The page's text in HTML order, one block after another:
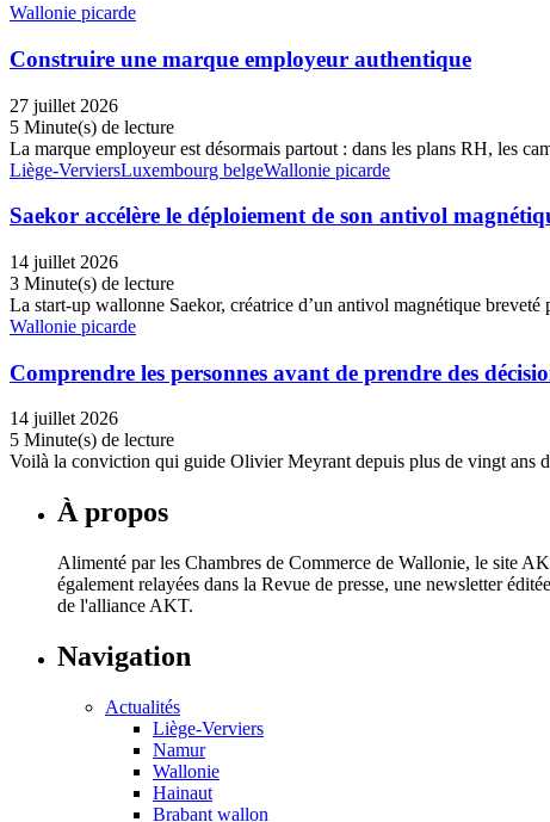
Wallonie picarde
Construire une marque employeur authentique
27 juillet 2026
5 Minute(s) de lecture
La marque employeur est désormais partout : dans les plans RH, les
Liège-VerviersLuxembourg belgeWallonie picarde
Saekor accélère le déploiement de son antivol
14 juillet 2026
3 Minute(s) de lecture
La start-up wallonne Saekor, créatrice d’un antivol magnétique
Wallonie picarde
Comprendre les personnes avant de prendre des
14 juillet 2026
5 Minute(s) de lecture
Voilà la conviction qui guide Olivier Meyrant depuis plus de vingt ans
À propos
Alimenté par les Chambres de Commerce de Wallonie, le site
également relayées dans la Revue de presse, une newsletter
de l'alliance AKT.
Navigation
Actualités
Liège-Verviers
Namur
Wallonie
Hainaut
Brabant wallon